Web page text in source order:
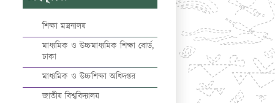
শিক্ষা মন্ত্রনালয়
মাধ্যমিক ও উচ্চমাধ্যমিক শিক্ষা বোর্ড,
ঢাকা
মাধ্যমিক ও উচ্চশিক্ষা অধিদপ্তর
জাতীয় বিশ্ববিদ্যালয়